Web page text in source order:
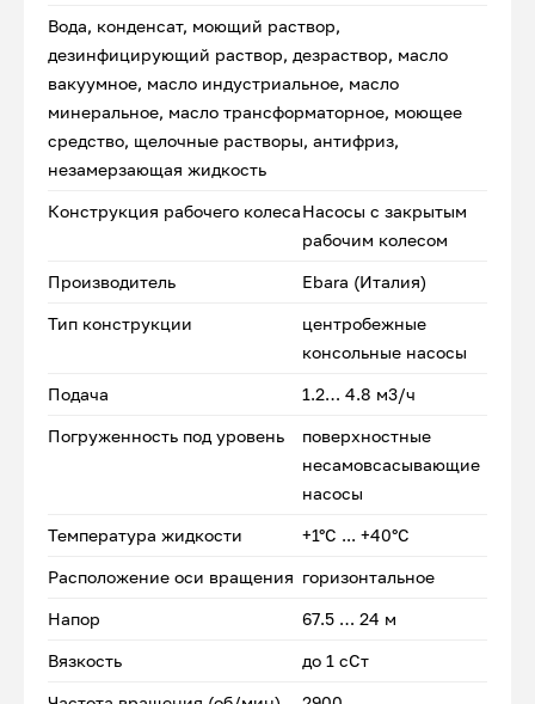
Вода, конденсат, моющий раствор,
дезинфицирующий раствор, дезраствор, масло
вакуумное, масло индустриальное, масло
минеральное, масло трансформаторное, моющее
средство, щелочные растворы, антифриз,
незамерзающая жидкость
Конструкция рабочего колесаНасосы с закрытым
рабочим колесом
Производитель Ebara (Италия)
Тип конструкции
центробежные
консольные насосы
Подача 1.2… 4.8 м3/ч
Погруженность под уровень
поверхностные
несамовсасывающие
насосы
Температура жидкости +1°С ... +40°С
Расположение оси вращения горизонтальное
Напор 67.5 … 24 м
Вязкость до 1 сСт